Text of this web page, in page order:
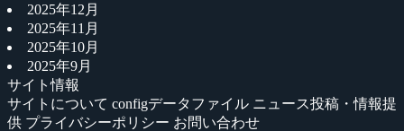
2025年12月
2025年11月
2025年10月
2025年9月
サイト情報
サイトについて configデータファイル ニュース投稿・情報提
供 プライバシーポリシー お問い合わせ